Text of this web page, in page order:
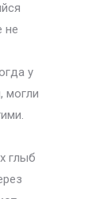
не
у
могли
глыб